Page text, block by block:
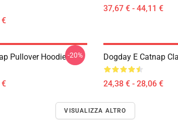
€
37,67 € - 44,11 €
Pullover Hoodie
€
-20% Dogday E Catnap
24,38 € - 28,06 €
VISUALIZZA ALTRO